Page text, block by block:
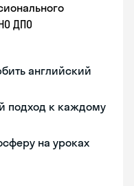
ДПО
английский
подход к каждому
на уроках